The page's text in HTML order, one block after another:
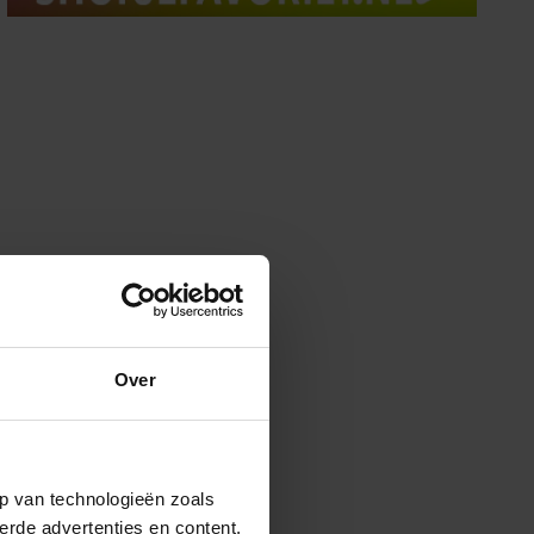
Over
van technologieën zoals
advertenties en content,